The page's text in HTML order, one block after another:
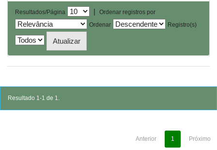
Resultados/Página |
Ordenar registros por
Ordenar
Registro(s)
Resultado 1-1 de 1.
Anterior 1 Próximo